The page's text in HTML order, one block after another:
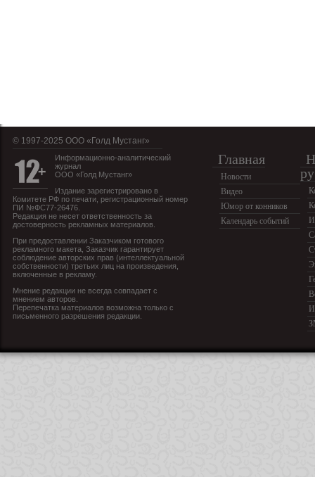
© 1997-2025 OOO «Голд Мустанг»
Информационно-аналитический
журнал
ООО «Голд Мустанг»
Издание зарегистрировано в
Комитете РФ по печати, регистрационный номер
ПИ №ФС77-26476.
Редакция не несет ответственность за
достоверность рекламных материалов.
При предоставлении Заказчиком готового
рекламного макета, Заказчик гарантирует
соблюдение авторских прав (интеллектуальной
собственности) третьих лиц на произведения,
включенные в рекламу.
Мнение редакции не всегда совпадает с
мнением авторов.
Перепечатка материалов возможна только с
письменного разрешения редакции.
Главная
Новости
Видео
Юмор от конников
Календарь событий